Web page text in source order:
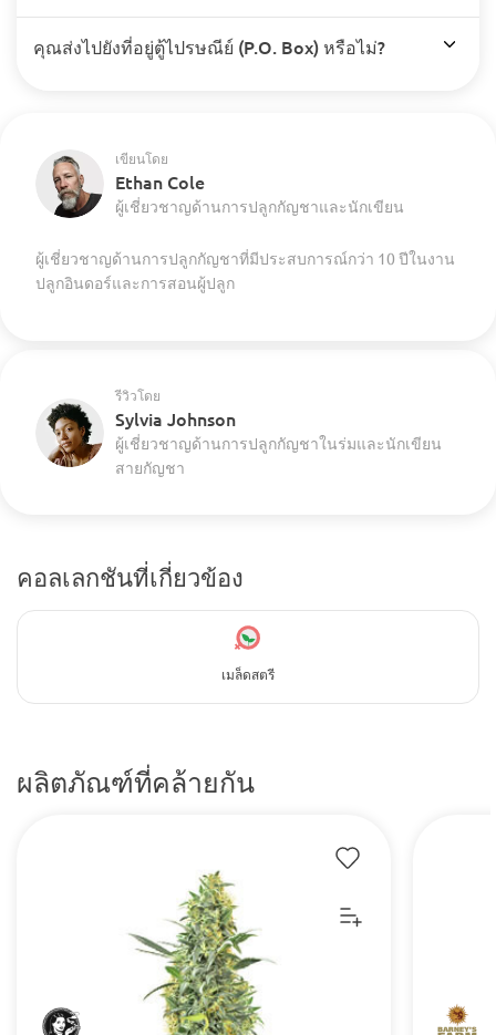
คุณส่งไปยังที่อยู่ตู้ไปรษณีย์ (P.O. Box) หรือไม่?
เขียนโดย
Ethan Cole
ผู้เชี่ยวชาญด้านการปลูกกัญชาและนักเขียน
ผู้เชี่ยวชาญด้านการปลูกกัญชาที่มีประสบการณ์กว่า 10 ปีในงาน
ปลูกอินดอร์และการสอนผู้ปลูก
รีวิวโดย
Sylvia Johnson
ผู้เชี่ยวชาญด้านการปลูกกัญชาในร่มและนักเขียน
สายกัญชา
คอลเลกชันที่เกี่ยวข้อง
เมล็ดสตรี
ผลิตภัณฑ์ที่คล้ายกัน